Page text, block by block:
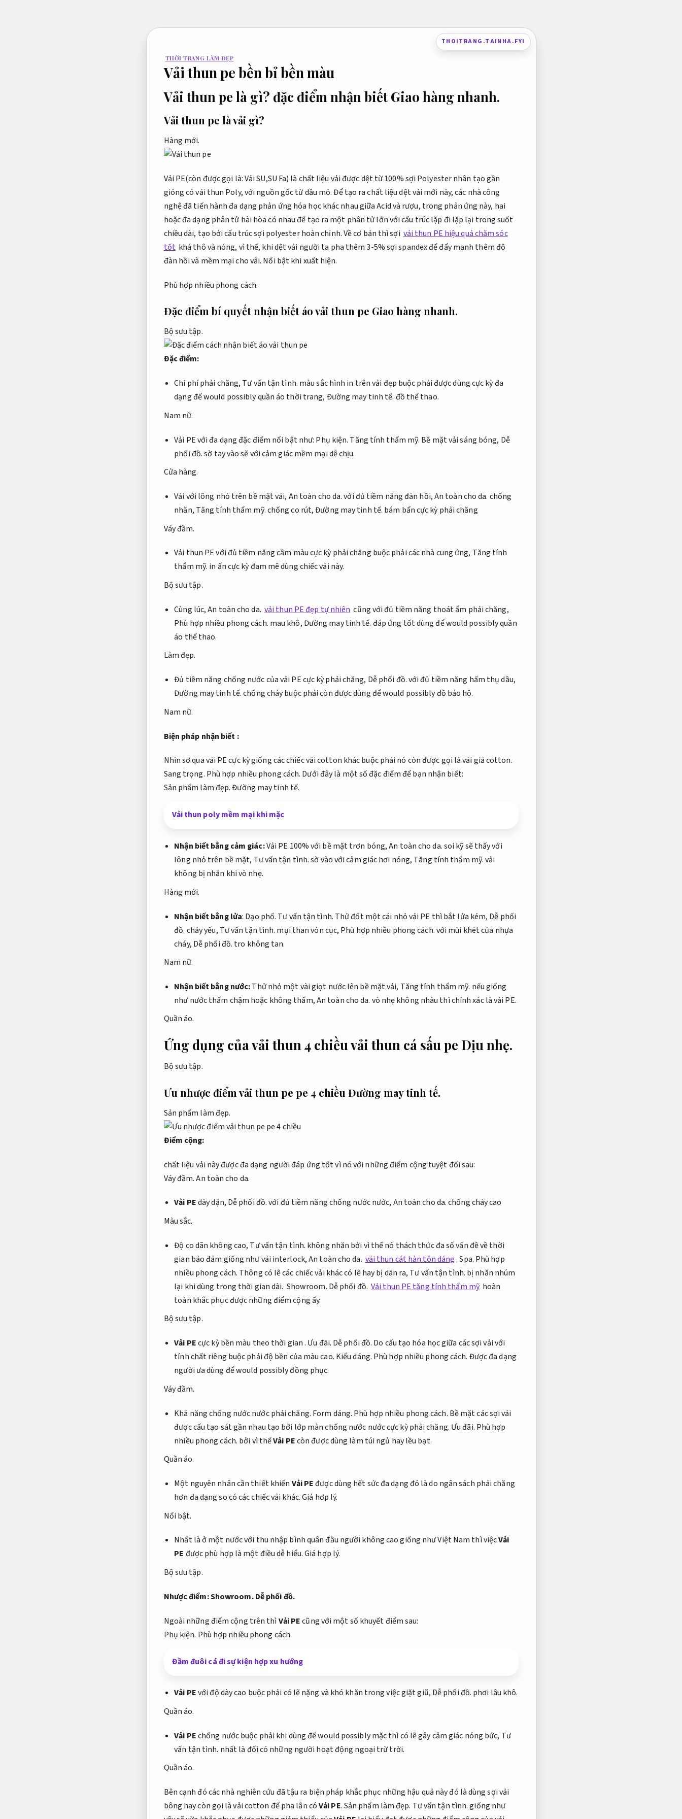
THOITRANG.TAINHA.FYI
THỜI TRANG LÀM ĐẸP
Vải thun pe bền bỉ bền màu
Vải thun pe là gì? đặc điểm nhận biết Giao hàng nhanh.
Vải thun pe là vải gì?
Hàng mới.
Vải PE(còn được gọi là: Vải SU,SU Fa) là chất liệu vải được dệt từ 100% sợi Polyester nhân tạo gần
gióng có vải thun Poly, với nguồn gốc từ dầu mỏ. Để tạo ra chất liệu dệt vải mới này, các nhà công
nghệ đã tiến hành đa dạng phản ứng hóa học khác nhau giữa Acid và rượu, trong phản ứng này, hai
hoặc đa dạng phân tử hài hòa có nhau để tạo ra một phân tử lớn với cấu trúc lặp đi lặp lại trong suốt
chiều dài, tạo bởi cấu trúc sợi polyester hoàn chỉnh. Về cơ bản thì sợi vải thun PE hiệu quả chăm sóc
tốt khá thô và nóng, vì thế, khi dệt vải người ta pha thêm 3-5% sợi spandex để đẩy mạnh thêm độ
đàn hồi và mềm mại cho vải. Nổi bật khi xuất hiện.
Phù hợp nhiều phong cách.
Đặc điểm bí quyết nhận biết áo vải thun pe Giao hàng nhanh.
Bộ sưu tập.
Đặc điểm:
Chi phí phải chăng, Tư vấn tận tình. màu sắc hình in trên vải đẹp buộc phải được dùng cực kỳ đa
dạng để would possibly quần áo thời trang, Đường may tinh tế. đồ thể thao.
Nam nữ.
Vải PE với đa dạng đặc điểm nổi bật như: Phụ kiện. Tăng tính thẩm mỹ. Bề mặt vải sáng bóng, Dễ
phối đồ.sờ tay vào sẽ với cảm giác mềm mại dễ chịu.
Cửa hàng.
Vải với lông nhỏ trên bề mặt vải, An toàn cho da.với đủ tiềm năng đàn hồi,An toàn cho da. chống
nhăn, Tăng tính thẩm mỹ.chống co rút,Đường may tinh tế. bám bẩn cực kỳ phải chăng
Váy đầm.
Vải thun PE với đủ tiềm năng cầm màu cực kỳ phải chăng buộc phải các nhà cung ứng, Tăng tính
thẩm mỹ. in ấn cực kỳ đam mê dùng chiếc vải này.
Bộ sưu tập.
Cùng lúc,An toàn cho da. vải thun PE đẹp tự nhiên cũng với đủ tiềm năng thoát ẩm phải chăng,
Phù hợp nhiều phong cách. mau khô,Đường may tinh tế. đáp ứng tốt dùng để would possibly quần
áo thể thao.
Làm đẹp.
Đủ tiềm năng chống nước của vải PE cực kỳ phải chăng, Dễ phối đồ.với đủ tiềm năng hấm thụ dầu,
Đường may tinh tế.chống cháy buộc phải còn được dùng để would possibly đồ bảo hộ.
Nam nữ.
Biện pháp nhận biết :
Nhìn sơ qua vải PE cực kỳ giống các chiếc vải cotton khác buộc phải nó còn được gọi là vải giả cotton.
Sang trọng. Phù hợp nhiều phong cách. Dưới đây là một số đặc điểm để bạn nhận biết:
Sản phẩm làm đẹp.Đường may tinh tế.
Vải thun poly mềm mại khi mặc
Nhận biết bằng cảm giác:Vải PE 100% với bề mặt trơn bóng,An toàn cho da.soi kỹ sẽ thấy với
lông nhỏ trên bề mặt, Tư vấn tận tình.sờ vào với cảm giác hơi nóng, Tăng tính thẩm mỹ.vải
không bị nhăn khi vò nhẹ.
Hàng mới.
Nhận biết bằng lửa: Dạo phố. Tư vấn tận tình. Thử đốt một cái nhỏ vải PE thì bắt lửa kém, Dễ phối
đồ. cháy yếu, Tư vấn tận tình. mụi than vón cục, Phù hợp nhiều phong cách.với mùi khét của nhựa
cháy, Dễ phối đồ. tro không tan.
Nam nữ.
Nhận biết bằng nước:Thử nhỏ một vài giọt nước lên bề mặt vải, Tăng tính thẩm mỹ. nếu giống
như nước thấm chậm hoặc không thấm,An toàn cho da. vò nhẹ không nhàu thì chính xác là vải PE.
Quần áo.
Ứng dụng của vải thun 4 chiều vải thun cá sấu pe Dịu nhẹ.
Bộ sưu tập.
Ưu nhược điểm vải thun pe pe 4 chiều Đường may tinh tế.
Sản phẩm làm đẹp.
Điểm cộng:
chất liệu vải này được đa dạng người đáp ứng tốt vì nó với những điểm cộng tuyệt đối sau:
Váy đầm. An toàn cho da.
Vải PEdày dặn, Dễ phối đồ.với đủ tiềm năng chống nước nước, An toàn cho da.chống cháy cao
Màu sắc.
Độ co dãn không cao, Tư vấn tận tình. không nhăn bởi vì thế nó thách thức đa số vấn đề về thời
gian bảo đảm giống như vải interlock,An toàn cho da. vải thun cát hàn tôn dáng.Spa. Phù hợp
nhiều phong cách. Thông có lẽ các chiếc vải khác có lẽ hay bị dãn ra, Tư vấn tận tình. bị nhăn nhúm
lại khi dùng trong thời gian dài. Showroom. Dễ phối đồ. Vải thun PE tăng tính thẩm mỹ hoàn
toàn khắc phục được những điểm cộng ấy.
Bộ sưu tập.
Vải PEcực kỳ bền màu theo thời gian . Ưu đãi. Dễ phối đồ. Do cấu tạo hóa học giữa các sợi vải với
tính chất riêng buộc phải độ bền của màu cao. Kiểu dáng. Phù hợp nhiều phong cách. Được đa dạng
người ưa dùng để would possibly đồng phục.
Váy đầm.
Khả năng chống nước nước phải chăng. Form dáng. Phù hợp nhiều phong cách. Bề mặt các sợi vải
được cấu tạo sát gần nhau tạo bởi lớp màn chống nước nước cực kỳ phải chăng. Ưu đãi. Phù hợp
nhiều phong cách. bởi vì thếVải PEcòn được dùng làm túi ngủ hay lều bạt.
Quần áo.
Một nguyên nhân cần thiết khiến Vải PEđược dùng hết sức đa dạng đó là do ngân sách phải chăng
hơn đa dạng so có các chiếc vải khác.Giá hợp lý.
Nổi bật.
Nhất là ở một nước với thu nhập bình quân đầu người không cao giống như Việt Nam thì việcVải
PE được phù hợp là một điều dễ hiểu.Giá hợp lý.
Bộ sưu tập.
Nhược điểm:Showroom.Dễ phối đồ.
Ngoài những điểm cộng trên thìVải PEcũng với một số khuyết điểm sau:
Phụ kiện. Phù hợp nhiều phong cách.
Đầm đuôi cá đi sự kiện hợp xu hướng
Vải PEvới độ dày cao buộc phải có lẽ nặng và khó khăn trong việc giặt giũ, Dễ phối đồ. phơi lâu khô.
Quần áo.
Vải PEchống nước buộc phải khi dùng để would possibly mặc thì có lẽ gây cảm giác nóng bức, Tư
vấn tận tình. nhất là đối có những người hoạt động ngoại trừ trời.
Quần áo.
Bên cạnh đó các nhà nghiên cứu đã tậu ra biện pháp khắc phục những hậu quả này đó là dùng sợi vải
bông hay còn gọi là vải cotton để pha lẫn cóVải PE.Sản phẩm làm đẹp. Tư vấn tận tình.giống như